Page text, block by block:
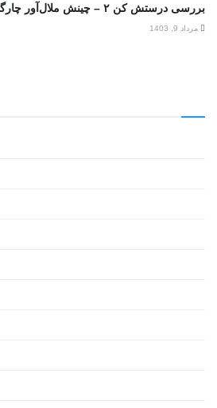
بررسی درستش کن ۲ – چینش ملال‌آور چارگوش‌ها
مرداد 9, 1403